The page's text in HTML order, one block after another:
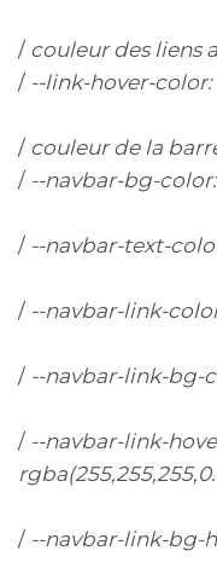
/ couleur des liens
/ --link-hover-
/ couleur de la
/ --navbar-bg-
/ --navbar-text-
/ --navbar-link-
/ --navbar-link-bg-
/ --navbar-link-
/ --navbar-link-bg-